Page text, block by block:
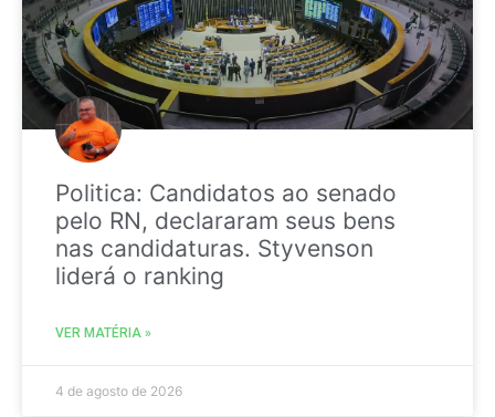
Politica: Candidatos ao senado
pelo RN, declararam seus bens
nas candidaturas. Styvenson
liderá o ranking
VER MATÉRIA »
4 de agosto de 2026